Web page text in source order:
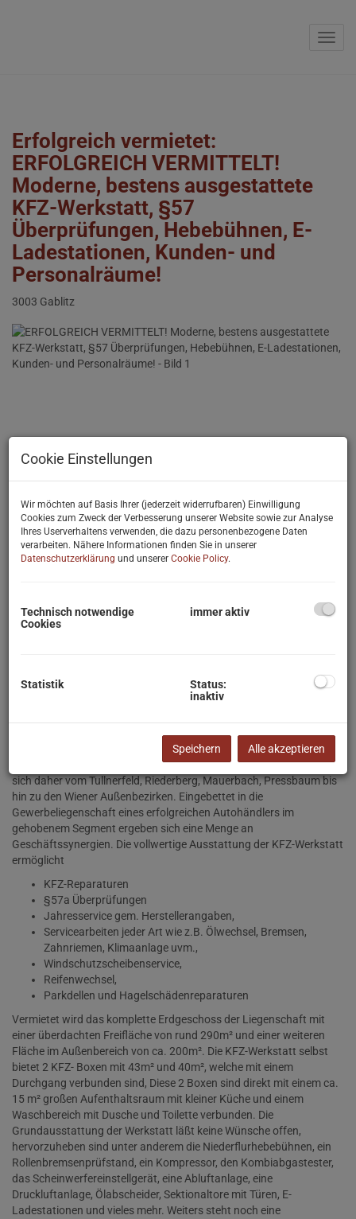
Erfolgreich vermietet:
ERFOLGREICH VERMITTELT!
Moderne, bestens ausgestattete
KFZ-Werkstatt, §57
Überprüfungen, Hebebühnen, E-
Ladestationen, Kunden- und
Personalräume!
3003 Gablitz
Die neue KFZ-Werkstatt liegt vorteilhaft in Gablitz/Purkersdorf
direkt an der B1. Das Einzugsgebiet ist nahezu ideal und erstreckt
sich daher vom Tullnerfeld, Riederberg, Mauerbach, Pressbaum bis
hin zu den Wiener Außenbezirken. Eingebettet in die
Gewerbeliegenschaft eines erfolgreichen Autohändlers im
gehobenem Segment ergeben sich eine Menge an
Geschäftssynergien. Die vollwertige Ausstattung der KFZ-Werkstatt
ermöglicht
KFZ-Reparaturen
§57a Überprüfungen
Jahresservice gem. Herstellerangaben,
Servicearbeiten jeder Art wie z.B. Ölwechsel, Bremsen,
Zahnriemen, Klimaanlage uvm.,
Windschutzscheibenservice,
Reifenwechsel,
Parkdellen und Hagelschädenreparaturen
Vermietet wird das komplette Erdgeschoss der Liegenschaft mit
einer überdachten Freifläche von rund 290m² und einer weiteren
Fläche im Außenbereich von ca. 200m². Die KFZ-Werkstatt selbst
bietet 2 KFZ- Boxen mit 43m² und 40m², welche mit einem
Durchgang verbunden sind, Diese 2 Boxen sind direkt mit einem ca.
15 m² großen Aufenthaltsraum mit kleiner Küche und einem
Waschbereich mit Dusche und Toilette verbunden. Die
Grundausstattung der Werkstatt läßt keine Wünsche offen,
hervorzuheben sind unter anderem die Niederflurhebebühnen, ein
Rollenbremsenprüfstand, ein Kompressor, den Kombiabgastester,
das Scheinwerfereinstellgerät, eine Abluftanlage, eine
Druckluftanlage, Ölabscheider, Sektionaltore mit Türen, E-
Ladestationen und vieles mehr. Weiters steht noch eine
Cookie Einstellungen
Wir möchten auf Basis Ihrer (jederzeit widerrufbaren) Einwilligung
Cookies zum Zweck der Verbesserung unserer Website sowie zur Analyse
Ihres Userverhaltens verwenden, die dazu personenbezogene Daten
verarbeiten. Nähere Informationen finden Sie in unserer
Datenschutzerklärung und unserer Cookie Policy.
Technisch notwendige
Cookies
immer aktiv
Statistik
Status:
inaktiv
Speichern Alle akzeptieren